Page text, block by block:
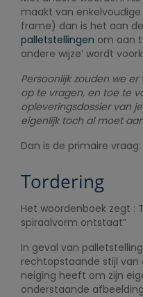
maakt van
frame) dan is het aan
palletstellingen om aan
andere wijze’ wordt
Persoonlijk zouden we
op te vragen, en toe te
opleveringsdossier van
eigenlijk toch al moet
Dan is de primaire
Tordering
Het woordenboek zegt :
spiraalvorm ontstaat”
In geval van
rechtopstaande stijl
neiging heeft om zijn
onderstaande